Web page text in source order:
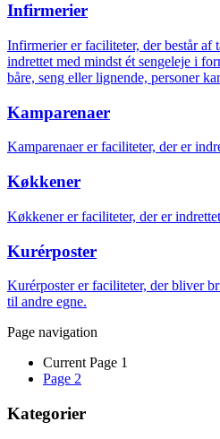
Infirmerier
Infirmerier er faciliteter, der består af
indrettet med mindst ét sengeleje i
båre, seng eller lignende, personer
Kamparenaer
Kamparenaer er faciliteter, der er
Køkkener
Køkkener er faciliteter, der er
Kurérposter
Kurérposter er faciliteter, der bliver
til andre egne.
Page navigation
Current Page 1
Page 2
Kategorier